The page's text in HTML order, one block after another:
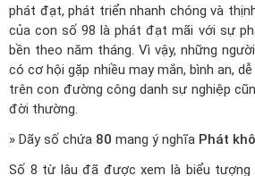
phát đạt, phát triển nhanh chóng và
của con số 98 là phát đạt mãi với sự
bền theo năm tháng. Vì vậy, những
có cơ hội gặp nhiều may mắn, bình an,
trên con đường công danh sự nghiệp
đời thường.
» Dãy số chứa 80 mang ý nghĩa Phát
Số 8 từ lâu đã được xem là biểu tượng